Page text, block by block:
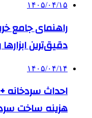
۱۴۰۵/۰۴/۱۵
راهنمای جامع
دقیق‌ترین ابزارها
۱۴۰۵/۰۴/۱۴
احداث سردخانه
هزینه ساخت سردخانه 10 تا